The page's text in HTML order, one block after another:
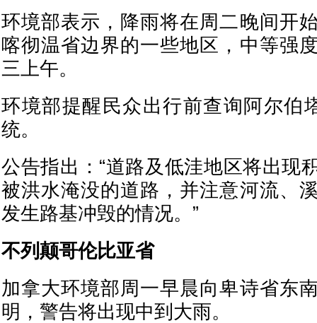
环境部表示，降雨将在周二晚间开
喀彻温省边界的一些地区，中等强
三上午。
环境部提醒民众出行前查询阿尔伯
统。
公告指出：“道路及低洼地区将出现
被洪水淹没的道路，并注意河流、
发生路基冲毁的情况。”
不列颠哥伦比亚省
加拿大环境部周一早晨向卑诗省东
明，警告将出现中到大雨。